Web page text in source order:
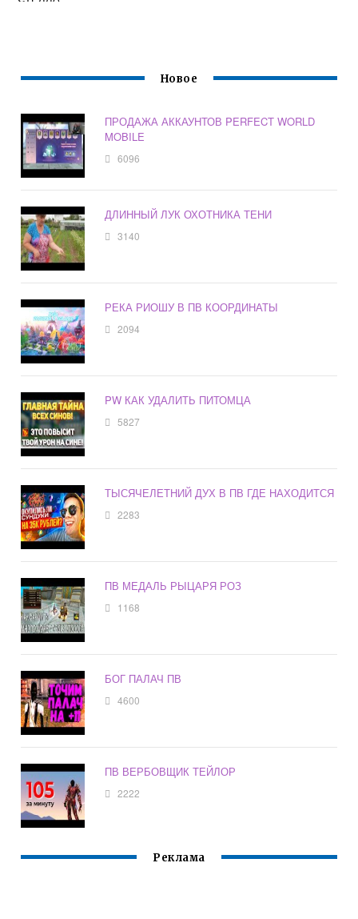
Новое
ПРОДАЖА АККАУНТОВ PERFECT WORLD
MOBILE
6096
ДЛИННЫЙ ЛУК ОХОТНИКА ТЕНИ
3140
РЕКА РИОШУ В ПВ КООРДИНАТЫ
2094
PW КАК УДАЛИТЬ ПИТОМЦА
5827
ТЫСЯЧЕЛЕТНИЙ ДУХ В ПВ ГДЕ НАХОДИТСЯ
2283
ПВ МЕДАЛЬ РЫЦАРЯ РОЗ
1168
БОГ ПАЛАЧ ПВ
4600
ПВ ВЕРБОВЩИК ТЕЙЛОР
2222
Реклама